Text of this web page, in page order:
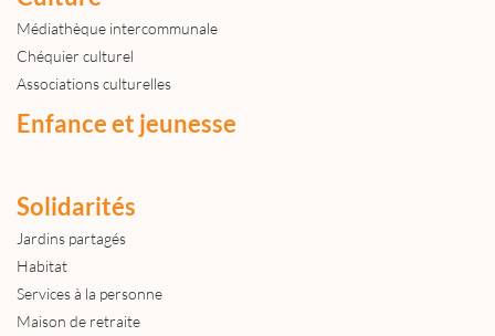
Médiathèque intercommunale
Chéquier culturel
Associations culturelles
Enfance et jeunesse
Solidarités
Jardins partagés
Habitat
Services à la personne
Maison de retraite